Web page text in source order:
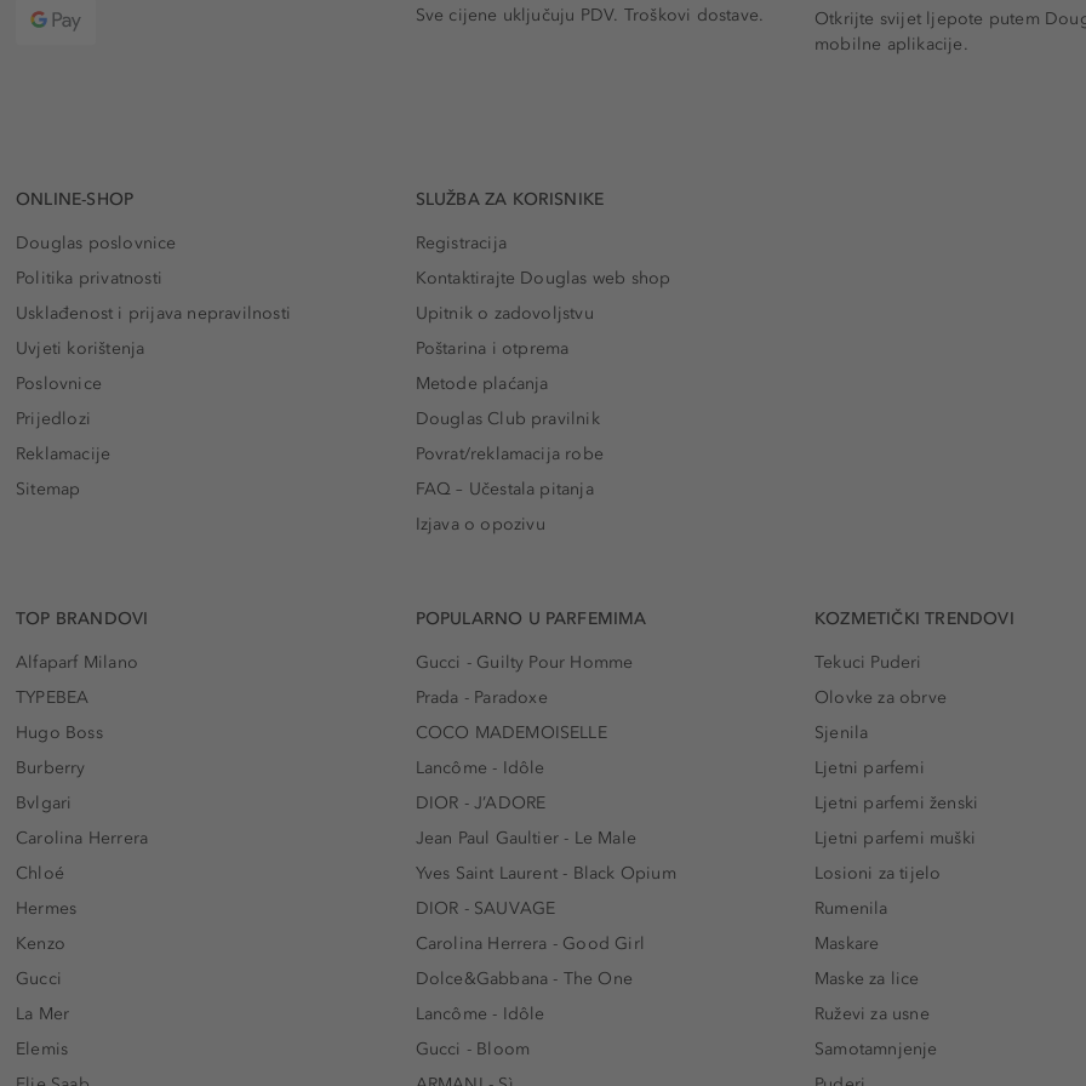
Sve cijene uključuju PDV. Troškovi dostave.
Otkrijte svijet ljepote putem
mobilne aplikacije.
ONLINE-SHOP
Douglas poslovnice
Politika privatnosti
Usklađenost i prijava nepravilnosti
Uvjeti korištenja
Poslovnice
Prijedlozi
Reklamacije
Sitemap
SLUŽBA ZA KORISNIKE
Registracija
Kontaktirajte Douglas web shop
Upitnik o zadovoljstvu
Poštarina i otprema
Metode plaćanja
Douglas Club pravilnik
Povrat/reklamacija robe
FAQ – Učestala pitanja
Izjava o opozivu
TOP BRANDOVI
Alfaparf Milano
TYPEBEA
Hugo Boss
Burberry
Bvlgari
Carolina Herrera
Chloé
Hermes
Kenzo
Gucci
La Mer
Elemis
POPULARNO U PARFEMIMA
Gucci - Guilty Pour Homme
Prada - Paradoxe
COCO MADEMOISELLE
Lancôme - Idôle
DIOR - J’ADORE
Jean Paul Gaultier - Le Male
Yves Saint Laurent - Black Opium
DIOR - SAUVAGE
Carolina Herrera - Good Girl
Dolce&Gabbana - The One
Lancôme - Idôle
Gucci - Bloom
KOZMETIČKI TRENDOVI
Tekuci Puderi
Olovke za obrve
Sjenila
Ljetni parfemi
Ljetni parfemi ženski
Ljetni parfemi muški
Losioni za tijelo
Rumenila
Maskare
Maske za lice
Ruževi za usne
Samotamnjenje